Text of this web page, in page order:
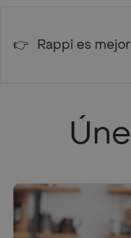
👉 Rappi es